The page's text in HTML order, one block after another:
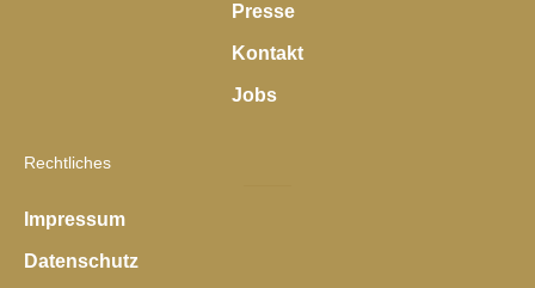
Presse
Kontakt
Jobs
Rechtliches
Impressum
Datenschutz